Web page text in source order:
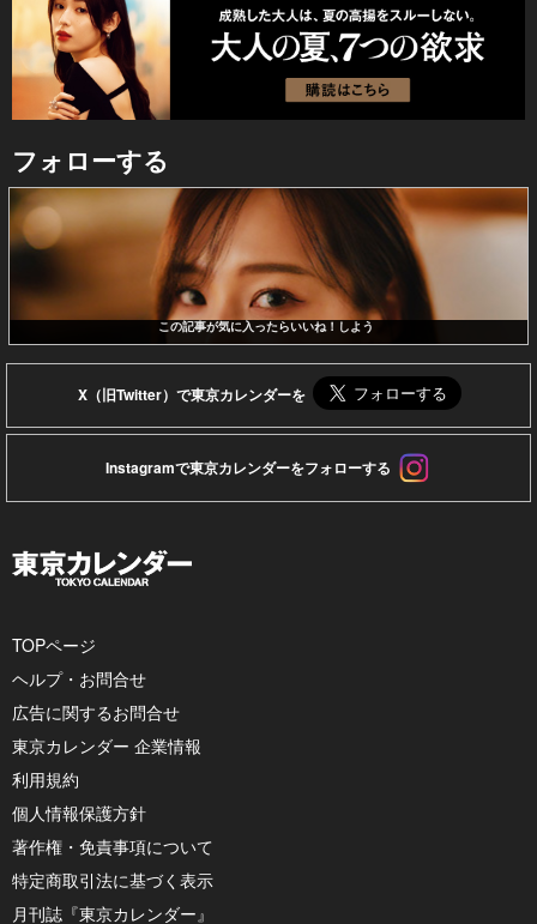
フォローする
この記事が気に入ったらいいね！しよう
X（旧Twitter）で東京カレンダーを
Instagramで東京カレンダーをフォローする
TOPページ
ヘルプ・お問合せ
広告に関するお問合せ
東京カレンダー 企業情報
利用規約
個人情報保護方針
著作権・免責事項について
特定商取引法に基づく表示
月刊誌『東京カレンダー』